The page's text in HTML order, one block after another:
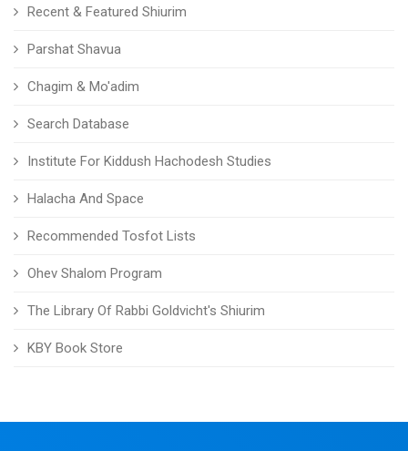
Recent & Featured Shiurim
Parshat Shavua
Chagim & Mo'adim
Search Database
Institute For Kiddush Hachodesh Studies
Halacha And Space
Recommended Tosfot Lists
Ohev Shalom Program
The Library Of Rabbi Goldvicht's Shiurim
KBY Book Store